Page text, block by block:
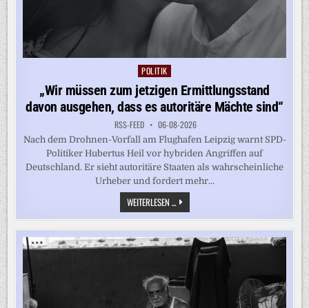
Posted
in
POLITIK
„Wir müssen zum jetzigen Ermittlungsstand
davon ausgehen, dass es autoritäre Mächte sind“
RSS-FEED 06-08-2026
Nach dem Drohnen-Vorfall am Flughafen Leipzig warnt SPD-
Politiker Hubertus Heil vor hybriden Angriffen auf
Deutschland. Er sieht autoritäre Staaten als wahrscheinliche
Urheber und fordert mehr...
WEITERLESEN ...„WIR
MÜSSEN
ZUM
JETZIGEN
ERMITTLUNGSSTAND
DAVON
AUSGEHEN,
DASS
ES
AUTORITÄRE
MÄCHTE
SIND“